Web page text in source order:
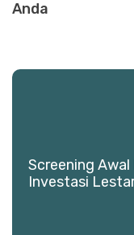
Anda
Screening Awal
Investasi